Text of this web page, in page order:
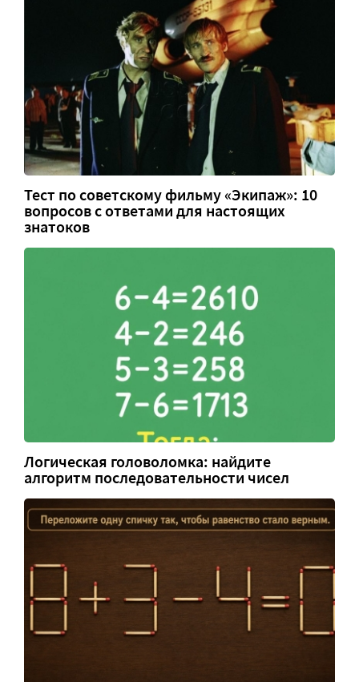
Тест по советскому фильму «Экипаж»: 10
вопросов с ответами для настоящих
знатоков
Логическая головоломка: найдите
алгоритм последовательности чисел